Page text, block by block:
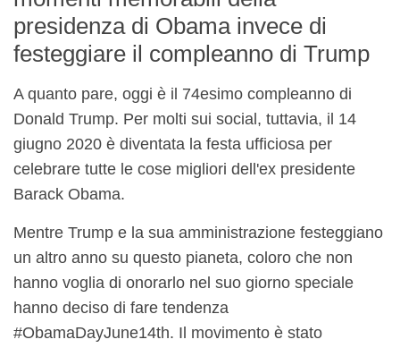
presidenza di Obama invece di
festeggiare il compleanno di Trump
A quanto pare, oggi è il 74esimo compleanno di
Donald Trump. Per molti sui social, tuttavia, il 14
giugno 2020 è diventata la festa ufficiosa per
celebrare tutte le cose migliori dell'ex presidente
Barack Obama.
Mentre Trump e la sua amministrazione festeggiano
un altro anno su questo pianeta, coloro che non
hanno voglia di onorarlo nel suo giorno speciale
hanno deciso di fare tendenza
#ObamaDayJune14th. Il movimento è stato